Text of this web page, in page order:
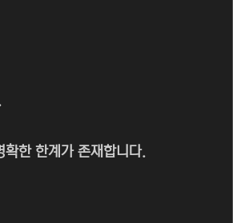
한 한계가 존재합니다.